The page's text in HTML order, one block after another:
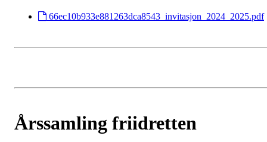
66ec10b933e881263dca8543_invitasjon_2024_2025.pdf
Årssamling friidretten